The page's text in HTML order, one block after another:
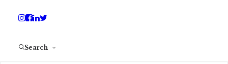
Search
Venezia. A entrada neste programa é
das Artes José de Guimarães.